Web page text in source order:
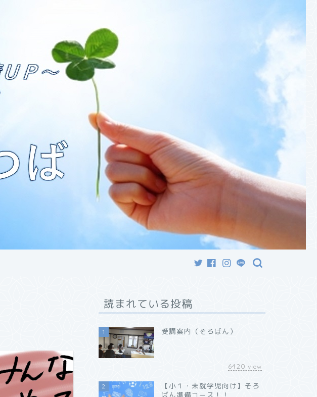
読まれている投稿
1 受講案内（そろばん）
6420 view
2
【小１・未就学児向け】そろ
ばん準備コース！！